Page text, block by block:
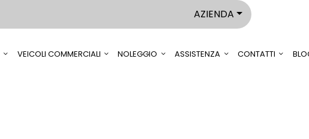
AZIENDA
VEICOLI COMMERCIALI NOLEGGIO ASSISTENZA CONTATTI